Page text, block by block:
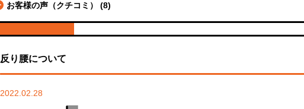
お客様の声（クチコミ）
(8)
反り腰について
2022.02.28